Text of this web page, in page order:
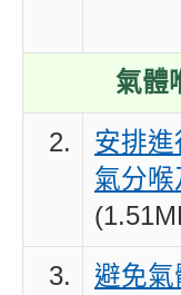
氣體
2.
安排
氣分
3. 避免